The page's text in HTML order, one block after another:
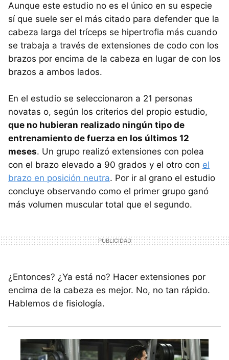
Aunque este estudio no es el único en su especie
sí que suele ser el más citado para defender que la
cabeza larga del tríceps se hipertrofia más cuando
se trabaja a través de extensiones de codo con los
brazos por encima de la cabeza en lugar de con los
brazos a ambos lados.
En el estudio se seleccionaron a 21 personas
novatas o, según los criterios del propio estudio,
que no hubieran realizado ningún tipo de
entrenamiento de fuerza en los últimos 12
meses. Un grupo realizó extensiones con polea
con el brazo elevado a 90 grados y el otro con el
brazo en posición neutra. Por ir al grano el estudio
concluye observando como el primer grupo ganó
más volumen muscular total que el segundo.
¿Entonces? ¿Ya está no? Hacer extensiones por
encima de la cabeza es mejor. No, no tan rápido.
Hablemos de fisiología.